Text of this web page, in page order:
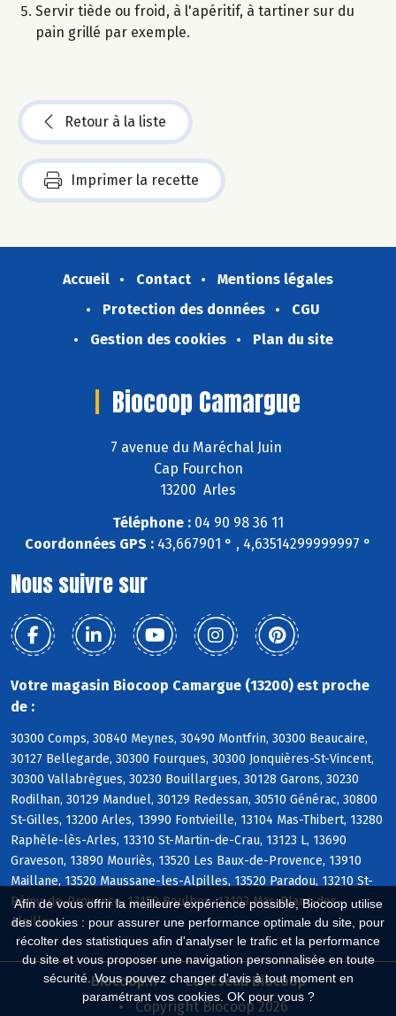
Afin de vous offrir la meilleure expérience possible, Biocoop utilise
des cookies : pour assurer une performance optimale du site, pour
récolter des statistiques afin d'analyser le trafic et la performance
du site et vous proposer une navigation personnalisée en toute
sécurité. Vous pouvez changer d'avis à tout moment en
paramétrant vos cookies. OK pour vous ?
Servir tiède ou froid, à l'apéritif, à tartiner sur du
pain grillé par exemple.
Retour à la liste
Imprimer la recette
Accueil Contact
Mentions légales
Protection des données
CGU
Gestion des cookies
Plan du site
Biocoop Camargue
7 avenue du Maréchal Juin
Cap Fourchon
13200 Arles
Téléphone : 04 90 98 36 11
Coordonnées GPS : 43,667901 ° , 4,63514299999997 °
Nous suivre sur
Votre magasin Biocoop Camargue (13200) est proche
de :
30300 Comps, 30840 Meynes, 30490 Montfrin, 30300 Beaucaire,
30127 Bellegarde, 30300 Fourques, 30300 Jonquières-St-Vincent,
30300 Vallabrègues, 30230 Bouillargues, 30128 Garons, 30230
Rodilhan, 30129 Manduel, 30129 Redessan, 30510 Générac, 30800
St-Gilles, 13200 Arles, 13990 Fontvieille, 13104 Mas-Thibert, 13280
Raphèle-lès-Arles, 13310 St-Martin-de-Crau, 13123 L, 13690
Graveson, 13890 Mouriès, 13520 Les Baux-de-Provence, 13910
Maillane, 13520 Maussane-les-Alpilles, 13520 Paradou, 13210 St-
Rémy-de-Provence, 13150 Boulbon, 13103 Mas-Blanc-des-
Alpilles
Biocoop.fr
Le réseau Biocoop
Copyright Biocoop 2026